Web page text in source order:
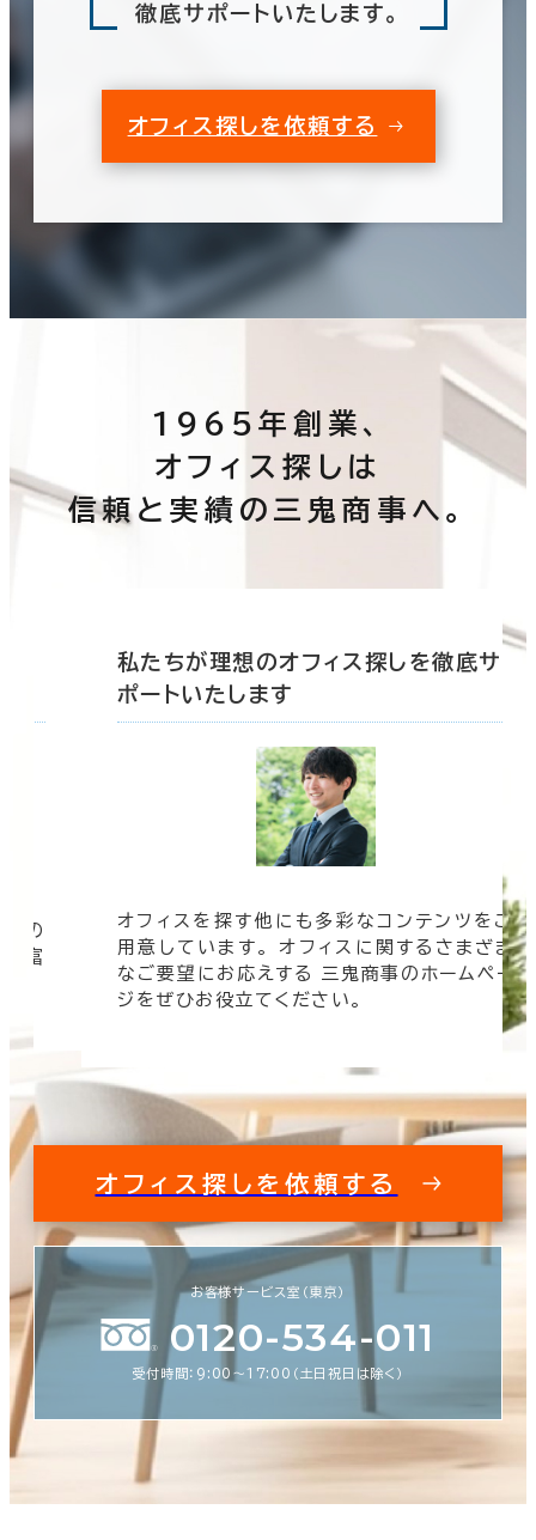
徹底サポートいたします。
オフィス探しを依頼する
1965年創業、
オフィス探しは
信頼と実績の三鬼商事へ。
の
豊富
私たちが理想のオフィス探しを徹底サ
ポートいたします
オフィスを探す他にも多彩なコンテンツをご
用意しています。 オフィスに関するさまざま
なご要望にお応えする 三鬼商事のホームペー
ジをぜひお役立てください。
オフィス探しを依頼する
お客様サービス室（東京）
0120-534-011
受付時間：9:00〜17:00（土日祝日は除く）